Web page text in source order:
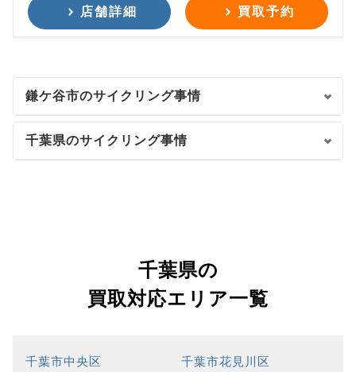
店舗詳細 買取予約
鎌ケ谷市のサイクリング事情
千葉県のサイクリング事情
千葉県の
買取対応エリア一覧
千葉市中央区 千葉市花見川区